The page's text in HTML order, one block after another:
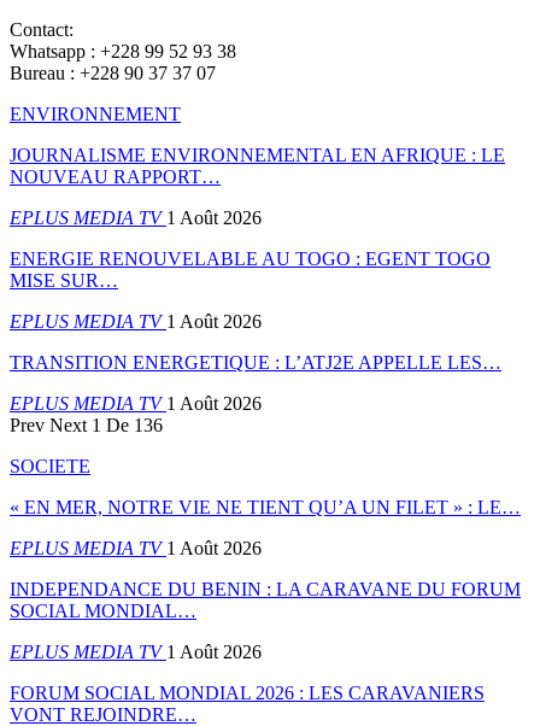
Contact:
Whatsapp : +228 99 52 93 38
Bureau : +228 90 37 37 07
ENVIRONNEMENT
JOURNALISME ENVIRONNEMENTAL EN AFRIQUE : LE
NOUVEAU RAPPORT…
EPLUS MEDIA TV1 Août 2026
ENERGIE RENOUVELABLE AU TOGO : EGENT TOGO
MISE SUR…
EPLUS MEDIA TV1 Août 2026
TRANSITION ENERGETIQUE : L’ATJ2E APPELLE LES…
EPLUS MEDIA TV1 Août 2026
Prev Next 1 De 136
SOCIETE
« EN MER, NOTRE VIE NE TIENT QU’A UN FILET » : LE…
EPLUS MEDIA TV1 Août 2026
INDEPENDANCE DU BENIN : LA CARAVANE DU FORUM
SOCIAL MONDIAL…
EPLUS MEDIA TV1 Août 2026
FORUM SOCIAL MONDIAL 2026 : LES CARAVANIERS
VONT REJOINDRE…